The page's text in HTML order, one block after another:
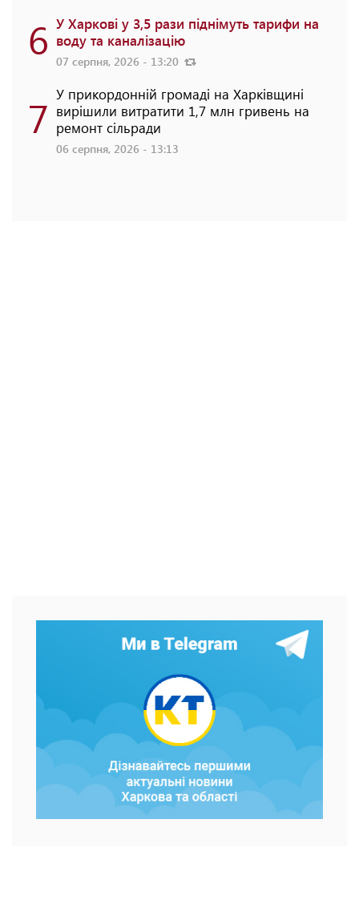
6 У Харкові у 3,5 рази піднімуть тарифи на
воду та каналізацію
07 серпня, 2026 - 13:20
7 У прикордонній громаді на Харківщині
вирішили витратити 1,7 млн гривень на
ремонт сільради
06 серпня, 2026 - 13:13